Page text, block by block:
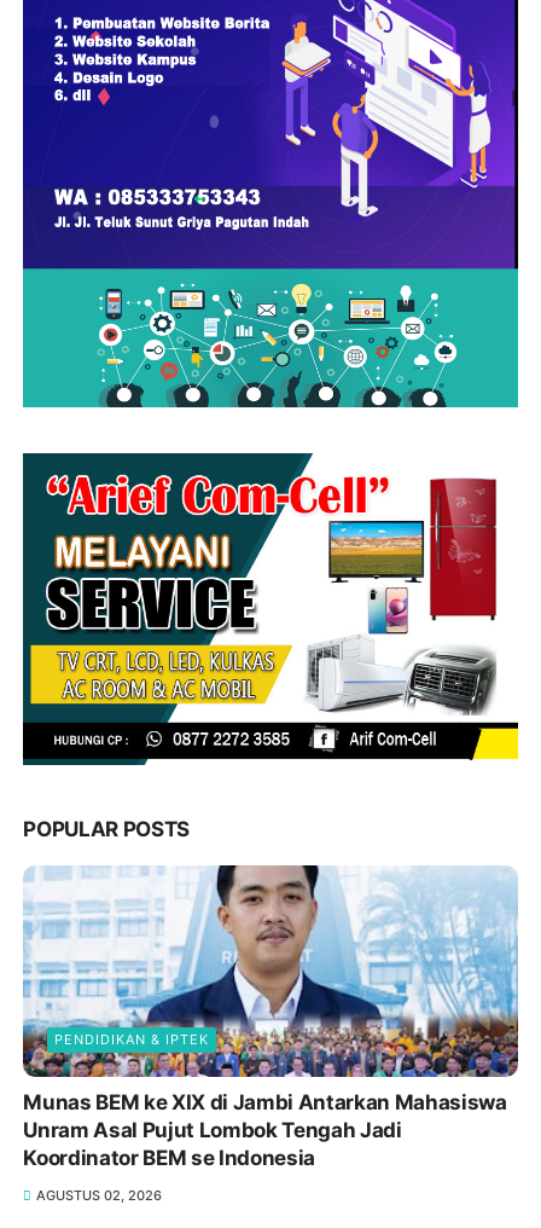
POPULAR POSTS
PENDIDIKAN & IPTEK
Munas BEM ke XIX di Jambi Antarkan Mahasiswa
Unram Asal Pujut Lombok Tengah Jadi
Koordinator BEM se Indonesia
AGUSTUS 02, 2026